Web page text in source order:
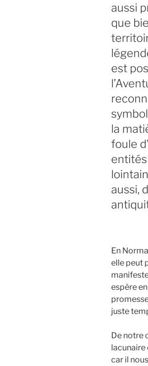
aussi
que
est
la
foule
entités
aussi,
En
elle peut
espère
juste
De notre
lacunaire
car il